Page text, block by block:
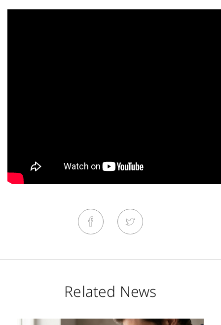
Related News